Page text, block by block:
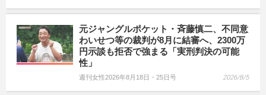
元ジャングルポケット・斉藤慎二、不同意
わいせつ等の裁判が8月に結審へ、2300万
円示談も拒否で強まる「実刑判決の可能
性」
週刊女性2026年8月18日・25日号 2026/8/5